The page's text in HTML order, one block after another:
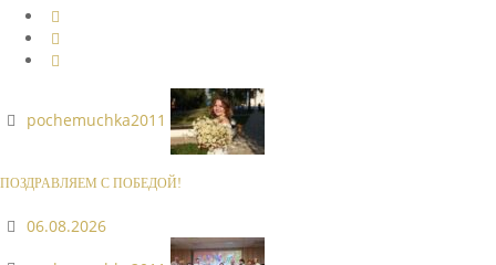
pochemuchka2011
ПОЗДРАВЛЯЕМ С ПОБЕДОЙ!
06.08.2026